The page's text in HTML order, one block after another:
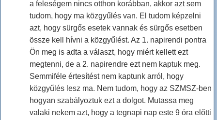
a feleségem nincs otthon korábban, akkor azt sem
tudom, hogy ma közgyűlés van. El tudom képzelni
azt, hogy sürgős esetek vannak és sürgős esetben
össze kell hívni a közgyűlést. Az 1. napirendi pontra
Ön meg is adta a választ, hogy miért kellett ezt
megtenni, de a 2. napirendre ezt nem kaptuk meg.
Semmiféle értesítést nem kaptunk arról, hogy
közgyűlés lesz ma. Nem tudom, hogy az SZMSZ-ben
hogyan szabályoztuk ezt a dolgot. Mutassa meg
valaki nekem azt, hogy a tegnapi nap este 9 óra előtti